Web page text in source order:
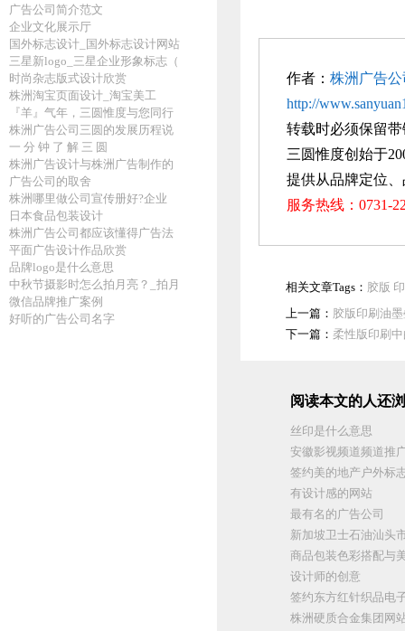
广告公司简介范文
企业文化展示厅
国外标志设计_国外标志设计网站
三星新logo_三星企业形象标志（
时尚杂志版式设计欣赏
株洲淘宝页面设计_淘宝美工
『羊』气年，三圆惟度与您同行
株洲广告公司三圆的发展历程说
一 分 钟 了 解 三 圆
株洲广告设计与株洲广告制作的
广告公司的取舍
株洲哪里做公司宣传册好?企业
日本食品包装设计
株洲广告公司都应该懂得广告法
平面广告设计作品欣赏
品牌logo是什么意思
中秋节摄影时怎么拍月亮？_拍月
微信品牌推广案例
好听的广告公司名字
作者： 株洲广告公
http://
转载时必须保留
三圆惟度创始于
提供从品牌定位
服务热线：0731-
相关文章Tags： 胶版
上一篇： 胶版印刷油
下一篇： 柔性版印刷
阅读本文的人还
丝印是什么意思
安徽影视频道频道推
签约美的地产户外标
有设计感的网站
最有名的广告公司
新加坡卫士石油汕头
商品包装色彩搭配与
设计师的创意
签约东方红针织品电
株洲硬质合金集团网